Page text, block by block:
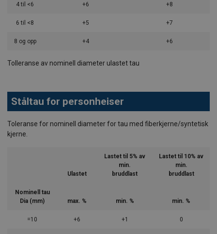
4 til <6 +6 +8
6 til <8 +5 +7
8 og opp +4 +6
Tolleranse av nominell diameter ulastet tau
Ståltau for personheiser
Toleranse for nominell diameter for tau med fiberkjerne/syntetisk
kjerne.
Ulastet
Lastet til 5% av
min.
bruddlast
Lastet til 10% av
min.
bruddlast
Nominell tau
Dia (mm)
max. % min. % min. %
=10 +6 +1 0